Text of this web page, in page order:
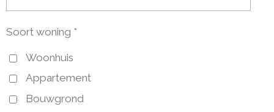
Soort woning *
Woonhuis
Appartement
Bouwgrond